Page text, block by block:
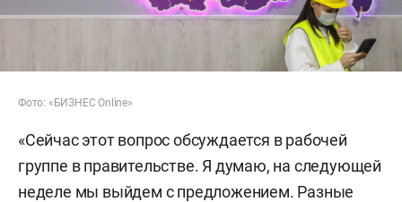
Фото: «БИЗНЕС Online»
«Сейчас этот вопрос обсуждается в рабочей
группе в правительстве. Я думаю, на следующей
неделе мы выйдем с предложением. Разные